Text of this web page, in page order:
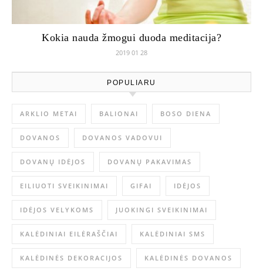
Kokia nauda žmogui duoda meditacija?
2019 01 28
POPULIARU
ARKLIO METAI BALIONAI BOSO DIENA
DOVANOS DOVANOS VADOVUI
DOVANŲ IDĖJOS DOVANŲ PAKAVIMAS
EILIUOTI SVEIKINIMAI GIFAI IDĖJOS
IDĖJOS VELYKOMS JUOKINGI SVEIKINIMAI
KALĖDINIAI EILĖRAŠČIAI KALĖDINIAI SMS
KALĖDINĖS DEKORACIJOS KALĖDINĖS DOVANOS